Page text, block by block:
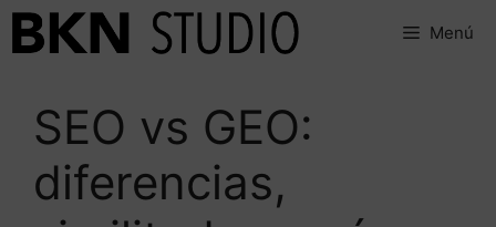
Saltar
Menú
SEO vs GEO:
diferencias,